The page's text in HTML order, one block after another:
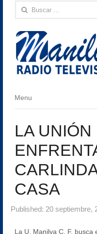
Buscar:
Menu
Menu
LA UNIÓN
CASA
Published: 20 septiembre,
La U. Manilva C. F.